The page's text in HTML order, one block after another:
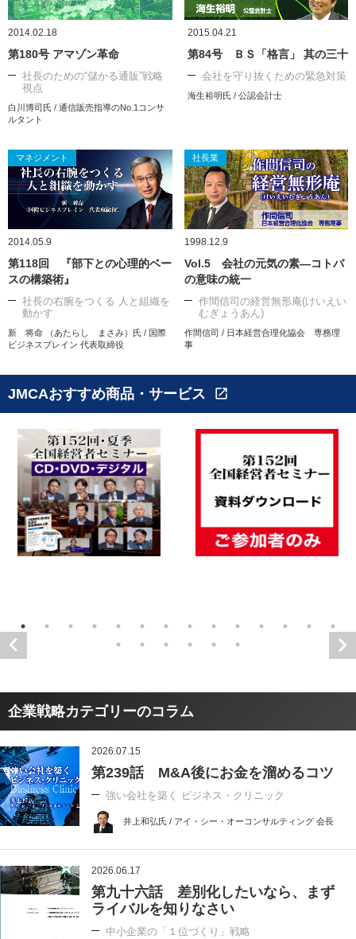
2014.02.18
第180号 アマゾン革命
社長のための“儲かる通販”戦略
視点
白川博司氏 / 通信販売指導のNo.1コンサ
ルタント
2015.04.21
第84号 ＢＳ「格言」 其の三十
会社を守り抜くための緊急対策
海生裕明氏 / 公認会計士
マネジメント
2014.05.9
第118回 『部下との心理的ベー
スの構築術』
社長の右腕をつくる 人と組織を
動かす
新 将命 （あたらし まさみ）氏 / 国際
ビジネスブレイン 代表取締役
社長業
1998.12.9
Vol.5 会社の元気の素―コトバ
の意味の統一
作間信司の経営無形庵(けいえい
むぎょうあん)
作間信司 / 日本経営合理化協会 専務理
事
JMCAおすすめ商品・サービス open_in_new
企業戦略カテゴリーのコラム
2026.07.15
第239話 M&A後にお金を溜めるコツ
強い会社を築く ビジネス・クリニック
井上和弘氏 / アイ・シー・オーコンサルティング 会長
2026.06.17
第九十六話 差別化したいなら、まず
ライバルを知りなさい
中小企業の「１位づくり」戦略